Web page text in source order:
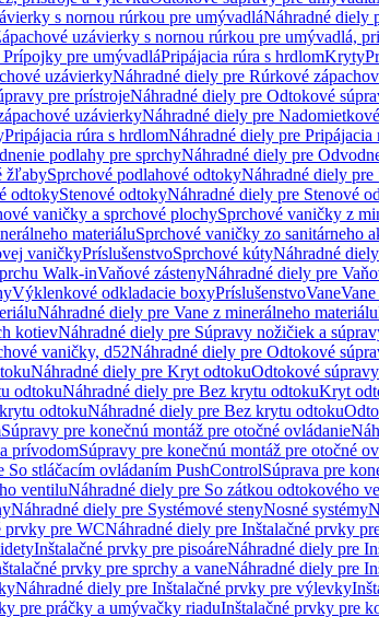
s nornou rúrkou pre umývadláNáhradné diely
uzávierky s nornou rúrkou pre umývadlá,
pre umývadláPripájacia rúra s hrdlomKryty
uzávierkyNáhradné diely pre Rúrkové
pre prístrojeNáhradné diely pre Odtokové
uzávierkyNáhradné diely pre
Pripájacia rúra s hrdlomNáhradné diely pre Pripájacia
podlahy pre sprchyNáhradné diely pre
žľabySprchové podlahové odtokyNáhradné diely
odtokyStenové odtokyNáhradné diely pre Stenové
vaničky a sprchové plochySprchové vaničky z
materiáluSprchové vaničky zo sanitárneho
vaničkyPríslušenstvoSprchové kútyNáhradné
Walk-inVaňové zástenyNáhradné diely pre
Výklenkové odkladacie boxyPríslušenstvoVane
Náhradné diely pre Vane z minerálneho materiálu
kotievNáhradné diely pre Súpravy nožičiek a
vaničky, d52Náhradné diely pre Odtokové
Náhradné diely pre Kryt odtokuOdtokové
odtokuNáhradné diely pre Bez krytu odtokuKryt
odtokuNáhradné diely pre Bez krytu odtoku
Súpravy pre konečnú montáž pre otočné ovládanie
prívodomSúpravy pre konečnú montáž pre otočné
So stláčacím ovládaním PushControlSúprava pre
ventiluNáhradné diely pre So zátkou odtokového
Náhradné diely pre Systémové stenyNosné systémy
prvky pre WCNáhradné diely pre Inštalačné prvky
Inštalačné prvky pre pisoáreNáhradné diely pre
prvky pre sprchy a vaneNáhradné diely pre
Náhradné diely pre Inštalačné prvky pre výlevky
pre práčky a umývačky riaduInštalačné prvky pre